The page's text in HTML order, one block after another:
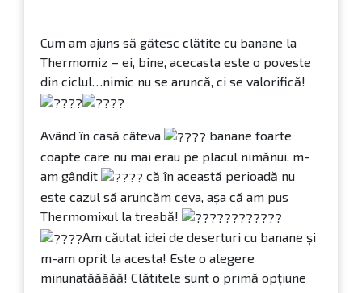
de-a lungul timpului
Thermomix
Cum am ajuns să gătesc clătite cu banane la
Thermomiz – ei, bine, acecasta este o poveste
din ciclul…nimic nu se aruncă, ci se valorifică!